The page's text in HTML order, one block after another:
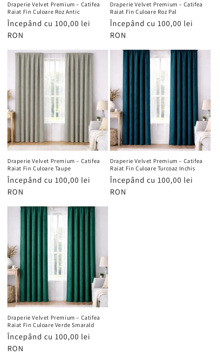
Draperie Velvet Premium – Catifea
Raiat Fin Culoare Roz Antic
Preț
obișnuit
Începând cu 100,00 lei
RON
Draperie Velvet Premium – Catifea
Raiat Fin Culoare Roz Pal
Preț
obișnuit
Începând cu 100,00 lei
RON
Draperie Velvet Premium – Catifea
Raiat Fin Culoare Taupe
Preț
obișnuit
Începând cu 100,00 lei
RON
Draperie Velvet Premium – Catifea
Raiat Fin Culoare Turcoaz Inchis
Preț
obișnuit
Începând cu 100,00 lei
RON
Draperie Velvet Premium – Catifea
Raiat Fin Culoare Verde Smarald
Preț
obișnuit
Începând cu 100,00 lei
RON